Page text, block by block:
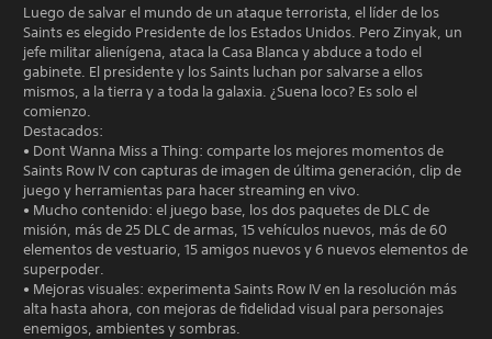
Luego de salvar el mundo de un ataque terrorista, el líder de los
Saints es elegido Presidente de los Estados Unidos. Pero Zinyak, un
jefe militar alienígena, ataca la Casa Blanca y abduce a todo el
gabinete. El presidente y los Saints luchan por salvarse a ellos
mismos, a la tierra y a toda la galaxia. ¿Suena loco? Es solo el
comienzo.
Destacados:
• Dont Wanna Miss a Thing: comparte los mejores momentos de
Saints Row IV con capturas de imagen de última generación, clip de
juego y herramientas para hacer streaming en vivo.
• Mucho contenido: el juego base, los dos paquetes de DLC de
misión, más de 25 DLC de armas, 15 vehículos nuevos, más de 60
elementos de vestuario, 15 amigos nuevos y 6 nuevos elementos de
superpoder.
• Mejoras visuales: experimenta Saints Row IV en la resolución más
alta hasta ahora, con mejoras de fidelidad visual para personajes
enemigos, ambientes y sombras.